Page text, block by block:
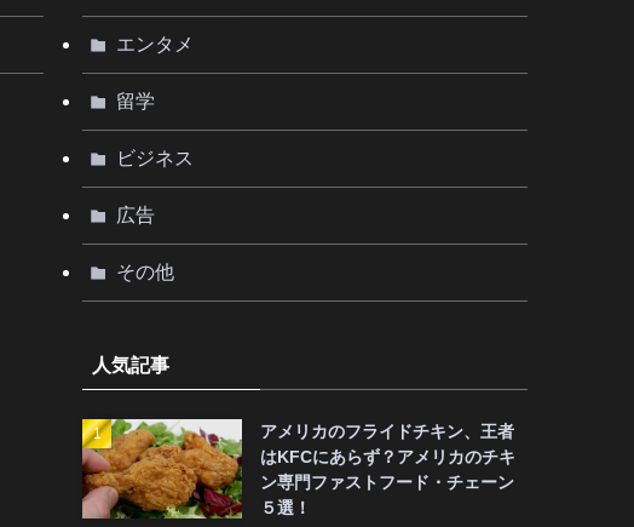
エンタメ
留学
ビジネス
広告
その他
人気記事
アメリカのフライドチキン、王者
はKFCにあらず？アメリカのチキ
ン専門ファストフード・チェーン
５選！